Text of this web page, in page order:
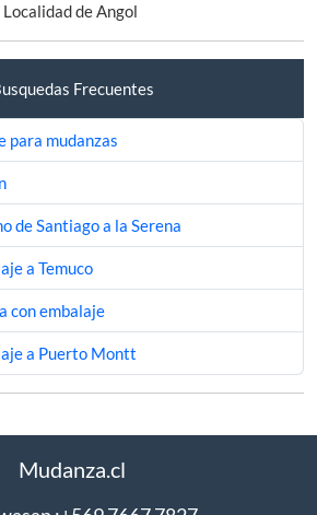
Localidad de Angol
Frecuentes
para mudanzas
de Santiago a la Serena
a Temuco
con embalaje
a Puerto Montt
Mudanza.cl